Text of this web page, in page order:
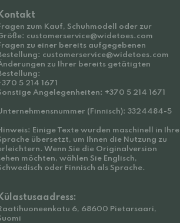
Kontakt
zum Kauf, Schuhmodell oder zur
customerservice@widetoes.com
zu einer bereits aufgegebenen
customerservice@widetoes.com
zu Ihrer bereits getätigten
5 214 1671
Angelegenheiten: +370 5 214 1671
(Finnisch): 3324484-5
Einige Texte wurden maschinell in Ihre
übersetzt, um Ihnen die Nutzung zu
Wenn Sie die Originalversion
möchten, wählen Sie Englisch,
oder Finnisch als Sprache.
Külastusaadress:
6, 68600 Pietarsaari,